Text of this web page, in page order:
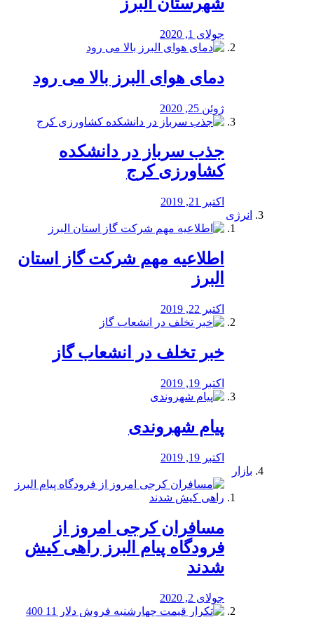
جولای 1, 2020
دمای هوای البرز بالا می رود
ژوئن 25, 2020
جذب سرباز در دانشکده
کشاورزی کرج
اکتبر 21, 2019
انرژی
️اطلاعیه مهم شرکت گاز استان
البرز
اکتبر 22, 2019
خبر تخلف در انشعاب گاز
اکتبر 19, 2019
پیام شهروندی
اکتبر 19, 2019
بازار
مسافران کرجی امروز از
فرودگاه پیام البرز راهی کیش
شدند
جولای 2, 2020